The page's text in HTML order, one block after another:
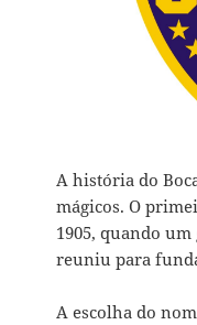
A história do
mágicos. O
1905, quando
reuniu para
A escolha do